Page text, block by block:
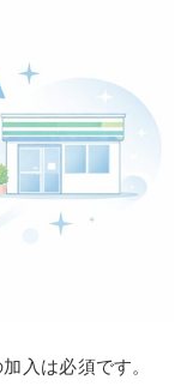
入は必須です。